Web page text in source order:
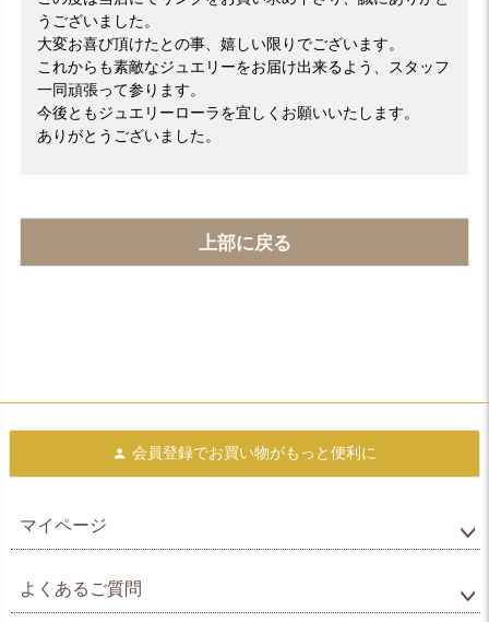
うございました。
大変お喜び頂けたとの事、嬉しい限りでございます。
これからも素敵なジュエリーをお届け出来るよう、スタッフ
一同頑張って参ります。
今後ともジュエリーローラを宜しくお願いいたします。
ありがとうございました。
上部に戻る
会員登録でお買い物がもっと便利に
マイページ
よくあるご質問